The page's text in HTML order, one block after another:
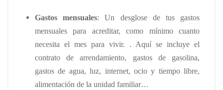
Gastos mensuales: Un desglose de tus gastos
mensuales para acreditar, como mínimo cuanto
necesita el mes para vivir. . Aquí se incluye el
contrato de arrendamiento, gastos de gasolina,
gastos de agua, luz, internet, ocio y tiempo libre,
alimentación de la unidad familiar…